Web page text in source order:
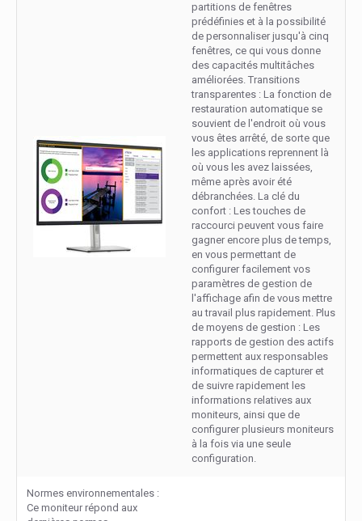
partitions de fenêtres
prédéfinies et à la possibilité
de personnaliser jusqu'à cinq
fenêtres, ce qui vous donne
des capacités multitâches
améliorées. Transitions
transparentes : La fonction de
restauration automatique se
souvient de l'endroit où vous
vous êtes arrêté, de sorte que
les applications reprennent là
où vous les avez laissées,
même après avoir été
débranchées. La clé du
confort : Les touches de
raccourci peuvent vous faire
gagner encore plus de temps,
en vous permettant de
configurer facilement vos
paramètres de gestion de
l'affichage afin de vous mettre
au travail plus rapidement. Plus
de moyens de gestion : Les
rapports de gestion des actifs
permettent aux responsables
informatiques de capturer et
de suivre rapidement les
informations relatives aux
moniteurs, ainsi que de
configurer plusieurs moniteurs
à la fois via une seule
configuration.
Normes environnementales :
Ce moniteur répond aux